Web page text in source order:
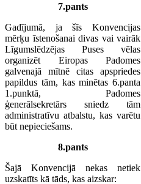
7.pants
Gadījumā, ja šīs Konvencijas
mērķu īstenošanai divas vai vairāk
Līgumslēdzējas Puses vēlas
organizēt Eiropas Padomes
galvenajā mītnē citas apspriedes
papildus tām, kas minētas 6.panta
1.punktā, Padomes
ģenerālsekretārs sniedz tām
administratīvu atbalstu, kas varētu
būt nepieciešams.
8.pants
Šajā Konvencijā nekas netiek
uzskatīts kā tāds, kas aizskar: